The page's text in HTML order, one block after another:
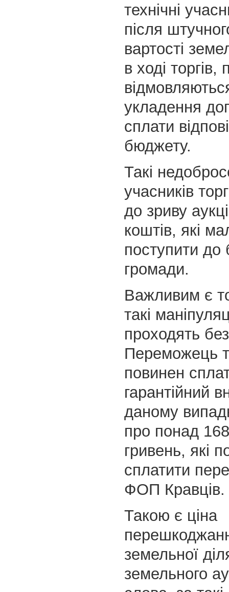
технічні
після
вартості
в ході торгів,
укладення
сплати
бюджету.
Такі
учасників
до зриву
коштів, які
поступити
громади.
Важливим є
такі
проходять
Переможець
повинен
гарантійний
даному
про понад
гривень, які
сплатити
ФОП Кравців.
Такою є ціна
земельної
земельного